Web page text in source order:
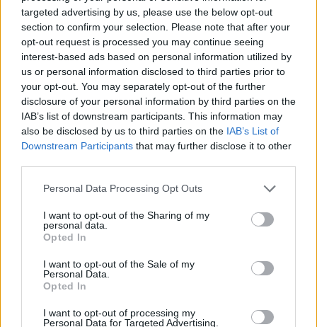
targeted advertising by us, please use the below opt-out
section to confirm your selection. Please note that after your
opt-out request is processed you may continue seeing
interest-based ads based on personal information utilized by
us or personal information disclosed to third parties prior to
your opt-out. You may separately opt-out of the further
disclosure of your personal information by third parties on the
IAB’s list of downstream participants. This information may
also be disclosed by us to third parties on the IAB’s List of
Downstream Participants that may further disclose it to other
Please note that this website/app uses one or more Google
not limited to your visit or usage behaviour. You may click to
grant or deny consent to Google and its third-party tags to
use your data for below specified purposes in below Google
consent section.
Personal Data Processing Opt Outs
I want to opt-out of the Sharing of my
personal data.
Opted In
I want to opt-out of the Sale of my
Personal Data.
Opted In
I want to opt-out of processing my
Personal Data for Targeted Advertising.
Helyi hírek
A hőségben is védik a növényzetet Pakson
MAGYAR ÉPÍTŐK